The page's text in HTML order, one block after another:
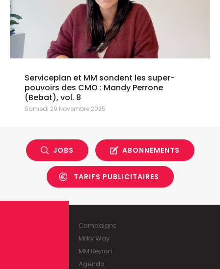
Serviceplan et MM sondent les super-
pouvoirs des CMO : Mandy Perrone
(Bebat), vol. 8
Samedi 29 Novembre 2025
JOBS ABONNEMENTS
TARIFS PUBLICITAIRES
Campaigns
Milky Way
MM Report
Agenda